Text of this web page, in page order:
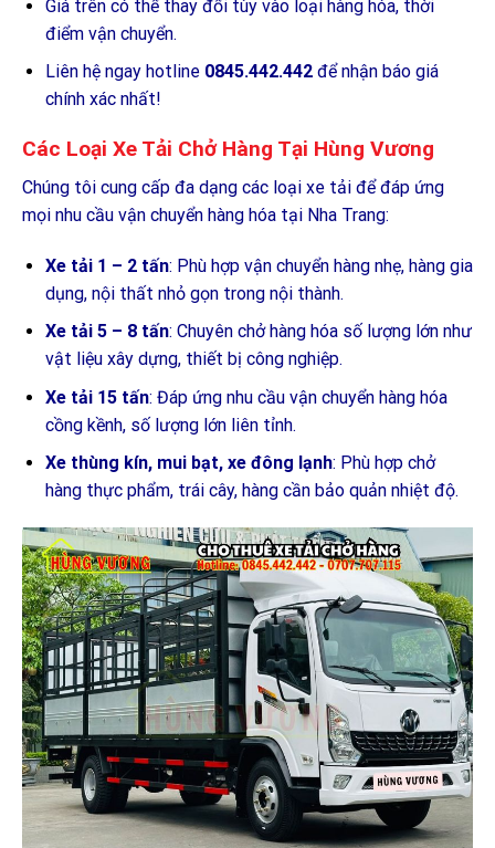
Giá trên có thể thay đổi tùy vào loại hàng hóa, thời
điểm vận chuyển.
Liên hệ ngay hotline 0845.442.442để nhận báo giá
chính xác nhất!
Các Loại Xe Tải Chở Hàng Tại Hùng Vương
Chúng tôi cung cấp đa dạng các loại xe tải để đáp ứng
mọi nhu cầu vận chuyển hàng hóa tại Nha Trang:
Xe tải 1 – 2 tấn: Phù hợp vận chuyển hàng nhẹ, hàng gia
dụng, nội thất nhỏ gọn trong nội thành.
Xe tải 5 – 8 tấn: Chuyên chở hàng hóa số lượng lớn như
vật liệu xây dựng, thiết bị công nghiệp.
Xe tải 15 tấn: Đáp ứng nhu cầu vận chuyển hàng hóa
cồng kềnh, số lượng lớn liên tỉnh.
Xe thùng kín, mui bạt, xe đông lạnh: Phù hợp chở
hàng thực phẩm, trái cây, hàng cần bảo quản nhiệt độ.